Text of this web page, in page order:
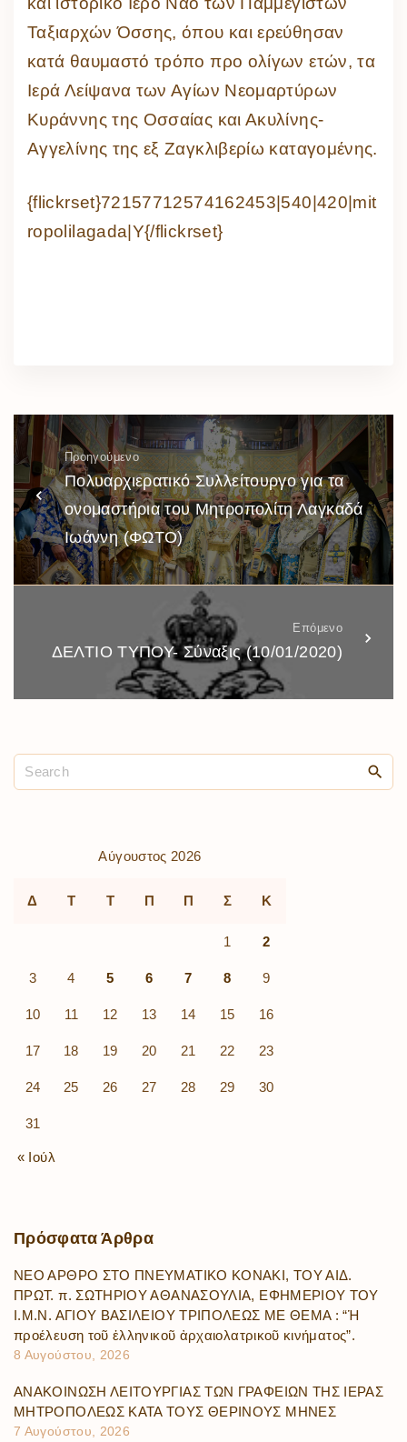
Ταξιαρχών Όσσης, όπου και ερεύθησαν
κατά θαυμαστό τρόπο προ ολίγων ετών, τα
Ιερά Λείψανα των Αγίων Νεομαρτύρων
Κυράννης της Οσσαίας και Ακυλίνης-
Αγγελίνης της εξ Ζαγκλιβερίω καταγομένης.
{flickrset}72157712574162453|540|420|mit
ropolilagada|Y{/flickrset}
Προηγούμενο
Πολυαρχιερατικό Συλλείτουργο για τα
ονομαστήρια του Μητροπολίτη Λαγκαδά
Ιωάννη (ΦΩΤΟ)
Επόμενο
ΔΕΛΤΙΟ ΤΥΠΟΥ- Σύναξις (10/01/2020)
Αύγουστος 2026
Δ Τ Τ Π Π Σ Κ
1 2
3 4 5 6 7 8 9
10 11 12 13 14 15 16
17 18 19 20 21 22 23
24 25 26 27 28 29 30
31
« Ιούλ
Πρόσφατα Άρθρα
ΝΕΟ ΑΡΘΡΟ ΣΤΟ ΠΝΕΥΜΑΤΙΚΟ ΚΟΝΑΚΙ, ΤΟΥ ΑΙΔ.
ΠΡΩΤ. π. ΣΩΤΗΡΙΟΥ ΑΘΑΝΑΣΟΥΛΙΑ, ΕΦΗΜΕΡΙΟΥ ΤΟΥ
Ι.Μ.Ν. ΑΓΙΟΥ ΒΑΣΙΛΕΙΟΥ ΤΡΙΠΟΛΕΩΣ ΜΕ ΘΕΜΑ : “Ἡ
προέλευση τοῦ ἑλληνικοῦ ἀρχαιολατρικοῦ κινήματος”.
8 Αυγούστου, 2026
ΑΝΑΚΟΙΝΩΣΗ ΛΕΙΤΟΥΡΓΙΑΣ ΤΩΝ ΓΡΑΦΕΙΩΝ ΤΗΣ ΙΕΡΑΣ
ΜΗΤΡΟΠΟΛΕΩΣ ΚΑΤΑ ΤΟΥΣ ΘΕΡΙΝΟΥΣ ΜΗΝΕΣ
7 Αυγούστου, 2026